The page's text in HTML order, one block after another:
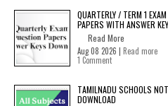
QUARTERLY / TERM 1
PAPERS WITH ANSWER
Read More
Aug 08 2026 | Read more
1 Comment
TAMILNADU SCHOOLS
DOWNLOAD